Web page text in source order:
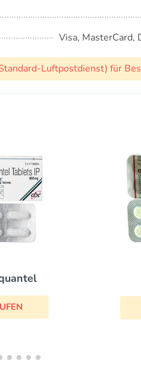
Visa, MasterCard,
Luftpostdienst) für